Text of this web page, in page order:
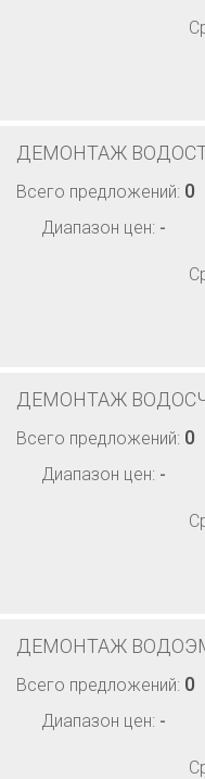
ДЕМОНТАЖ
Всего предложений: 0
Диапазон цен: -
ДЕМОНТАЖ
Всего предложений: 0
Диапазон цен: -
ДЕМОНТАЖ
Всего предложений: 0
Диапазон цен: -